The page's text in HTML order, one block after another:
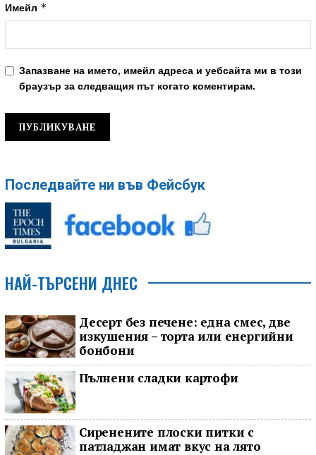
Имейл *
Запазване на името, имейл адреса и уебсайта ми в този
браузър за следващия път когато коментирам.
Последвайте ни във Фейсбук
НАЙ-ТЪРСЕНИ ДНЕС
Десерт без печене: една смес, две
изкушения – торта или енергийни
бонбони
Пълнени сладки картофи
Сиренените плоски питки с
патладжан имат вкус на лято